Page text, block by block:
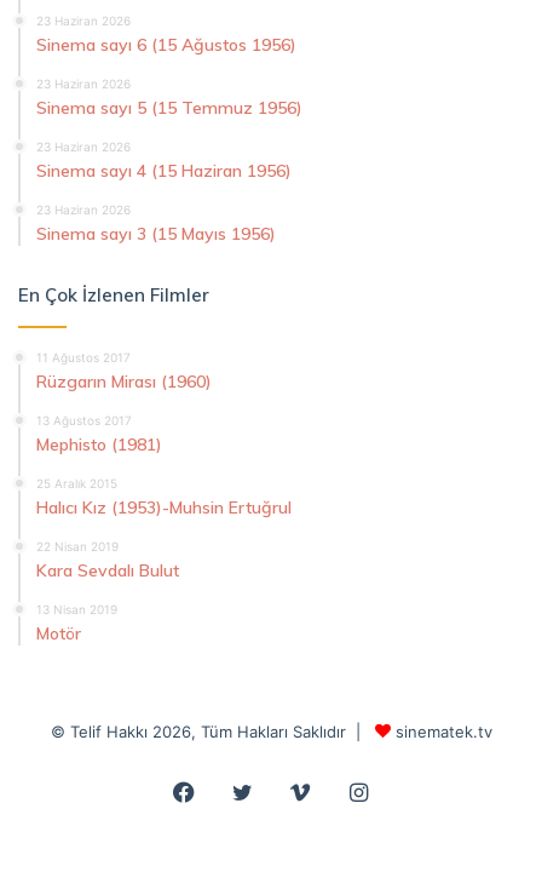
23 Haziran 2026
Sinema sayı 6 (15 Ağustos 1956)
23 Haziran 2026
Sinema sayı 5 (15 Temmuz 1956)
23 Haziran 2026
Sinema sayı 4 (15 Haziran 1956)
23 Haziran 2026
Sinema sayı 3 (15 Mayıs 1956)
En Çok İzlenen Filmler
11 Ağustos 2017
Rüzgarın Mirası (1960)
13 Ağustos 2017
Mephisto (1981)
25 Aralık 2015
Halıcı Kız (1953)-Muhsin Ertuğrul
22 Nisan 2019
Kara Sevdalı Bulut
13 Nisan 2019
Motör
© Telif Hakkı 2026, Tüm Hakları Saklıdır | sinematek.tv
Facebook
Twitter VimeoInstagram